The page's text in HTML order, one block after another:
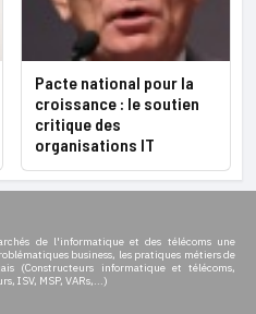
Pacte national pour la
croissance : le soutien
critique des
organisations IT
de l'informatique et des télécoms une
business, les pratiques métiers de
(Constructeurs informatique et télécoms,
ISV, MSP, VARs,...)